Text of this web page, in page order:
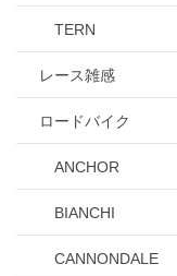
TERN
レース雑感
ロードバイク
ANCHOR
BIANCHI
CANNONDALE